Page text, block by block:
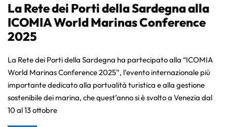
La Rete dei Porti della Sardegna alla
ICOMIA World Marinas Conference
2025
La Rete dei Porti della Sardegna ha partecipato alla “ICOMIA
World Marinas Conference 2025”, l’evento internazionale più
importante dedicato alla portualità turistica e alla gestione
sostenibile dei marina, che quest’anno si è svolto a Venezia dal
10 al 13 ottobre